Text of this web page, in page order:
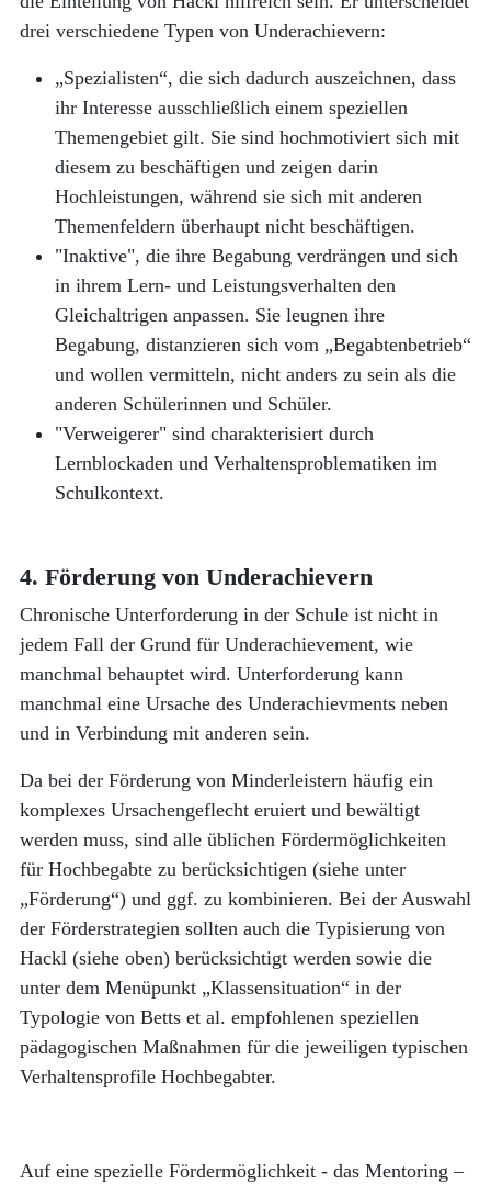
drei verschiedene Typen von Underachievern:
„Spezialisten“, die sich dadurch auszeichnen, dass
ihr Interesse ausschließlich einem speziellen
Themengebiet gilt. Sie sind hochmotiviert sich mit
diesem zu beschäftigen und zeigen darin
Hochleistungen, während sie sich mit anderen
Themenfeldern überhaupt nicht beschäftigen.
"Inaktive", die ihre Begabung verdrängen und sich
in ihrem Lern- und Leistungsverhalten den
Gleichaltrigen anpassen. Sie leugnen ihre
Begabung, distanzieren sich vom „Begabtenbetrieb“
und wollen vermitteln, nicht anders zu sein als die
anderen Schülerinnen und Schüler.
"Verweigerer" sind charakterisiert durch
Lernblockaden und Verhaltensproblematiken im
Schulkontext.
4. Förderung von Underachievern
Chronische Unterforderung in der Schule ist nicht in
jedem Fall der Grund für Underachievement, wie
manchmal behauptet wird. Unterforderung kann
manchmal eine Ursache des Underachievments neben
und in Verbindung mit anderen sein.
Da bei der Förderung von Minderleistern häufig ein
komplexes Ursachengeflecht eruiert und bewältigt
werden muss, sind alle üblichen Fördermöglichkeiten
für Hochbegabte zu berücksichtigen (siehe unter
„Förderung“) und ggf. zu kombinieren. Bei der Auswahl
der Förderstrategien sollten auch die Typisierung von
Hackl (siehe oben) berücksichtigt werden sowie die
unter dem Menüpunkt „Klassensituation“ in der
Typologie von Betts et al. empfohlenen speziellen
pädagogischen Maßnahmen für die jeweiligen typischen
Verhaltensprofile Hochbegabter.
Auf eine spezielle Fördermöglichkeit - das Mentoring –